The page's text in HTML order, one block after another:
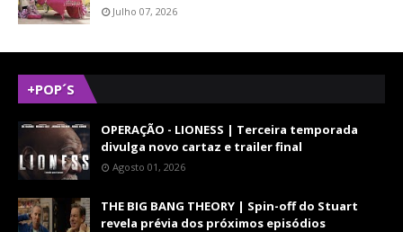
Julho 07, 2026
+POP´S
OPERAÇÃO - LIONESS | Terceira temporada
divulga novo cartaz e trailer final
Agosto 01, 2026
THE BIG BANG THEORY | Spin-off do Stuart
revela prévia dos próximos episódios